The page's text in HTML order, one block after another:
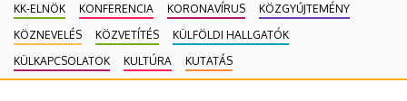
KK-ELNÖK
KONFERENCIA KORONAVÍRUS
KÖZGYŰJTEMÉNY
KÖZNEVELÉS
KÖZVETÍTÉS
KÜLFÖLDI HALLGATÓK
KÜLKAPCSOLATOK
KULTÚRA
KUTATÁS